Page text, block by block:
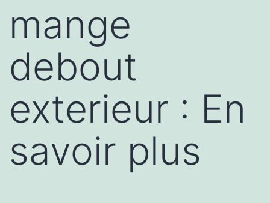
mange
debout
exterieur : En
savoir plus